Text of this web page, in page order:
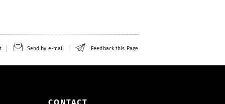
Send by e-mail Feedback this Page
CONTACT